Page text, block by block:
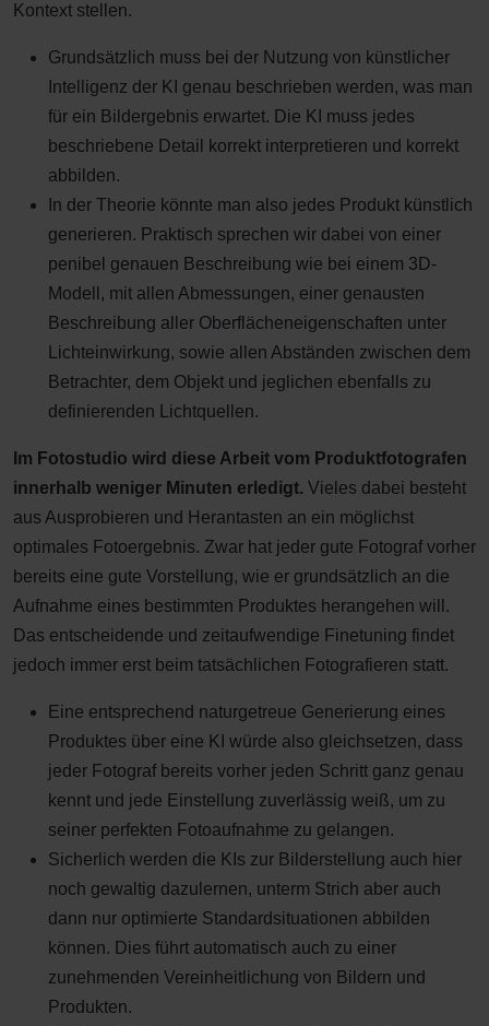
Kontext stellen.
Grundsätzlich muss bei der Nutzung von künstlicher
Intelligenz der KI genau beschrieben werden, was man
für ein Bildergebnis erwartet. Die KI muss jedes
beschriebene Detail korrekt interpretieren und korrekt
abbilden.
In der Theorie könnte man also jedes Produkt künstlich
generieren. Praktisch sprechen wir dabei von einer
penibel genauen Beschreibung wie bei einem 3D-
Modell, mit allen Abmessungen, einer genausten
Beschreibung aller Oberflächeneigenschaften unter
Lichteinwirkung, sowie allen Abständen zwischen dem
Betrachter, dem Objekt und jeglichen ebenfalls zu
definierenden Lichtquellen.
Im Fotostudio wird diese Arbeit vom Produktfotografen
innerhalb weniger Minuten erledigt. Vieles dabei besteht
aus Ausprobieren und Herantasten an ein möglichst
optimales Fotoergebnis. Zwar hat jeder gute Fotograf vorher
bereits eine gute Vorstellung, wie er grundsätzlich an die
Aufnahme eines bestimmten Produktes herangehen will.
Das entscheidende und zeitaufwendige Finetuning findet
jedoch immer erst beim tatsächlichen Fotografieren statt.
Eine entsprechend naturgetreue Generierung eines
Produktes über eine KI würde also gleichsetzen, dass
jeder Fotograf bereits vorher jeden Schritt ganz genau
kennt und jede Einstellung zuverlässig weiß, um zu
seiner perfekten Fotoaufnahme zu gelangen.
Sicherlich werden die KIs zur Bilderstellung auch hier
noch gewaltig dazulernen, unterm Strich aber auch
dann nur optimierte Standardsituationen abbilden
können. Dies führt automatisch auch zu einer
zunehmenden Vereinheitlichung von Bildern und
Produkten.